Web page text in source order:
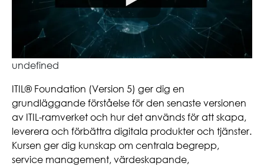
undefined
ITIL® Foundation (Version 5) ger dig en
grundläggande förståelse för den senaste versionen
av ITIL-ramverket och hur det används för att skapa,
leverera och förbättra digitala produkter och tjänster.
Kursen ger dig kunskap om centrala begrepp,
service management, värdeskapande,